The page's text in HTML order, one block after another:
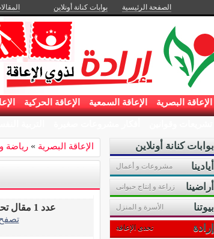
الصفحة الرئيسية بوابات كنانة أونلاين
الإعاقة البصرية الإعاقة السمعية الإعاقة الحركية
الإعاقة البصرية » رياضة
عدد 1 مقال تحت قسم
بوابات كنانة أونلاين
أيادينا
مشروعات و أعمال
أراضينا زراعة و إنتاج حيوانى
بيوتنا الأسرة و المنزل
إرادة تحدى الإعاقة